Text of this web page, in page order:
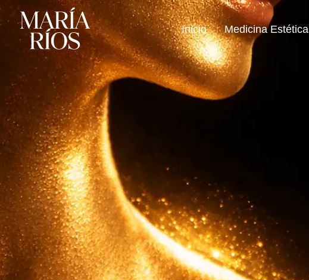
Inicio Medicina Estética